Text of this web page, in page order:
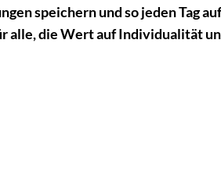
speichern und so jeden Tag
alle, die Wert auf Individualität